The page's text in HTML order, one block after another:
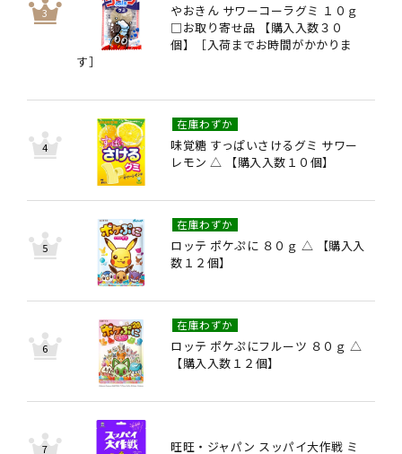
やおきん サワーコーラグミ １０ｇ
□お取り寄せ品 【購入入数３０
個】［入荷までお時間がかかりま
す］
味覚糖 すっぱいさけるグミ サワー
レモン △ 【購入入数１０個】
在庫わずか
ロッテ ポケぷに ８０ｇ △ 【購入入
数１２個】
在庫わずか
ロッテ ポケぷにフルーツ ８０ｇ △
【購入入数１２個】
在庫わずか
旺旺・ジャパン スッパイ大作戦 ミ